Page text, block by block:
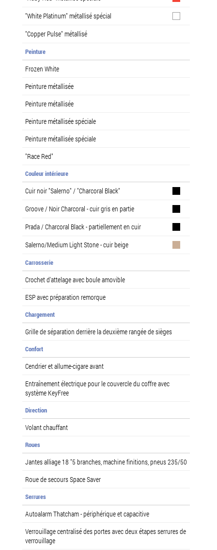
"White Platinum" métallisé spécial
"Copper Pulse" métallisé
Peinture
Frozen White
Peinture métallisée
Peinture métallisée
Peinture métallisée spéciale
Peinture métallisée spéciale
"Race Red"
Couleur intérieure
Cuir noir "Salerno" / "Charcoral Black"
Groove / Noir Charcoral - cuir gris en partie
Prada / Charcoral Black - partiellement en cuir
Salerno/Medium Light Stone - cuir beige
Carrosserie
Crochet d'attelage avec boule amovible
ESP avec préparation remorque
Chargement
Grille de séparation derrière la deuxième rangée de sièges
Confort
Cendrier et allume-cigare avant
Entraînement électrique pour le couvercle du coffre avec
système KeyFree
Direction
Volant chauffant
Roues
Jantes alliage 18 "5 branches, machine finitions, pneus 235/50
Roue de secours Space Saver
Serrures
Autoalarm Thatcham - périphérique et capacitive
Verrouillage centralisé des portes avec deux étapes serrures de
verrouillage